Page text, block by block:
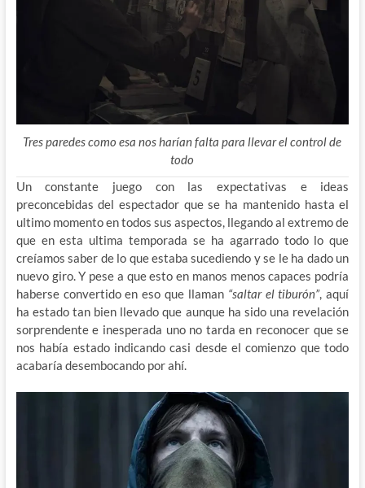
Tres paredes como esa nos harían falta para llevar el control de
todo
Un constante juego con las expectativas e ideas
preconcebidas del espectador que se ha mantenido hasta el
ultimo momento en todos sus aspectos, llegando al extremo de
que en esta ultima temporada se ha agarrado todo lo que
creíamos saber de lo que estaba sucediendo y se le ha dado un
nuevo giro. Y pese a que esto en manos menos capaces podría
haberse convertido en eso que llaman “saltar el tiburón”, aquí
ha estado tan bien llevado que aunque ha sido una revelación
sorprendente e inesperada uno no tarda en reconocer que se
nos había estado indicando casi desde el comienzo que todo
acabaría desembocando por ahí.